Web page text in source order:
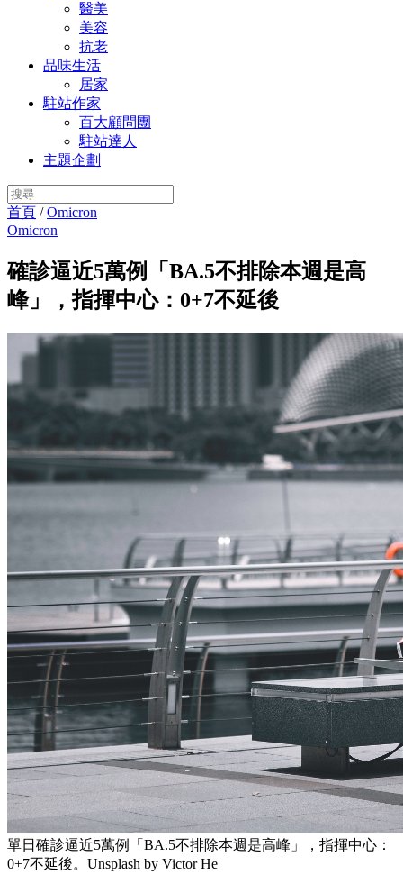
醫美
美容
抗老
品味生活
居家
駐站作家
百大顧問團
駐站達人
主題企劃
首頁 /Omicron
Omicron
確診逼近5萬例「BA.5不排除本週是高
峰」，指揮中心：0+7不延後
單日確診逼近5萬例「BA.5不排除本週是高峰」，指揮中心：
0+7不延後。Unsplash by Victor He